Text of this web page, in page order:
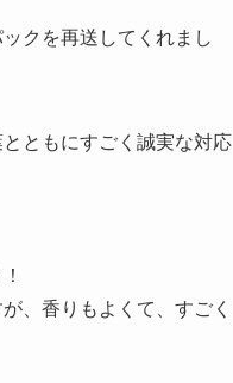
クを再送してくれまし
ともにすごく誠実な対応
、香りもよくて、すごく